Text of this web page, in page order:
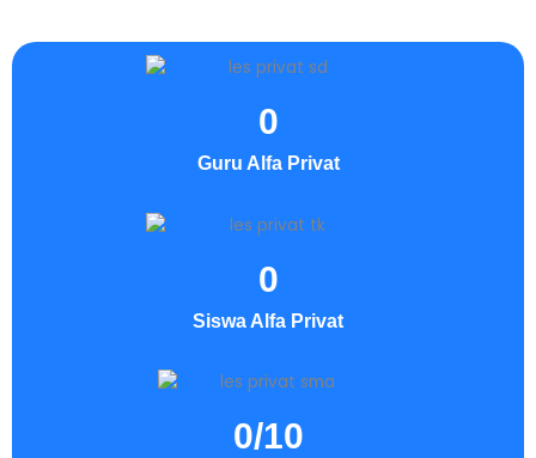
Guru Alfa Privat
0
Siswa Alfa Privat
0
0/10